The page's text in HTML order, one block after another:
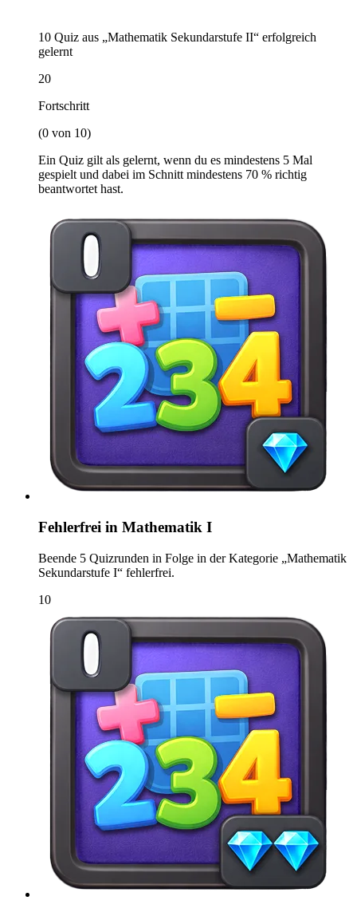
10 Quiz aus „Mathematik Sekundarstufe II“ erfolgreich
gelernt
20
Fortschritt
(0 von 10)
Ein Quiz gilt als gelernt, wenn du es mindestens 5 Mal
gespielt und dabei im Schnitt mindestens 70 % richtig
beantwortet hast.
Fehlerfrei in Mathematik I
Beende 5 Quizrunden in Folge in der Kategorie „Mathematik
Sekundarstufe I“ fehlerfrei.
10